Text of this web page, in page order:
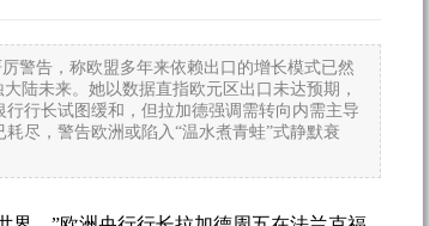
警告，称欧盟多年来依赖出口的增长模式已然
陆未来。她以数据直指欧元区出口未达预期，
行长试图缓和，但拉加德强调需转向内需主导
尽，警告欧洲或陷入“温水煮青蛙”式静默衰